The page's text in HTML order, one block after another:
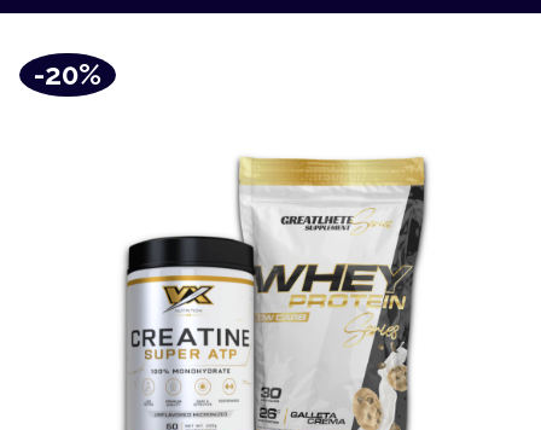
-20%